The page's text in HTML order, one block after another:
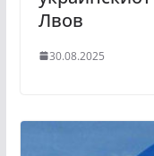
Лвов
30.08.2025